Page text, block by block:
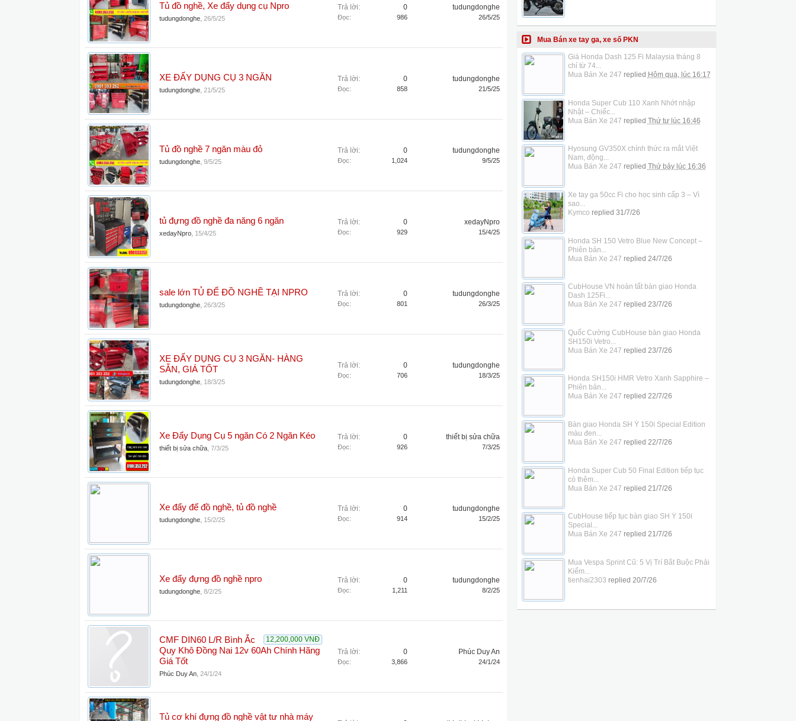
Tủ đồ nghề, Xe đẩy dụng cụ Npro
tudungdonghe 26/5/25
Trả lời: 0
Đọc: 986
tudungdonghe
26/5/25
XE ĐẨY DỤNG CỤ 3 NGĂN
tudungdonghe 21/5/25
Trả lời: 0
Đọc: 858
tudungdonghe
21/5/25
Tủ đồ nghề 7 ngăn màu đỏ
tudungdonghe 9/5/25
Trả lời: 0
Đọc: 1,024
tudungdonghe
9/5/25
tủ đựng đồ nghề đa năng 6 ngăn
xedayNpro 15/4/25
Trả lời: 0
Đọc: 929
xedayNpro
15/4/25
sale lớn TỦ ĐỂ ĐỒ NGHỀ TẠI NPRO
tudungdonghe 26/3/25
Trả lời: 0
Đọc: 801
tudungdonghe
26/3/25
XE ĐẨY DỤNG CỤ 3 NGĂN- HÀNG
SẴN, GIÁ TỐT
tudungdonghe 18/3/25
Trả lời: 0
Đọc: 706
tudungdonghe
18/3/25
Xe Đẩy Dụng Cụ 5 ngăn Có 2 Ngăn Kéo
thiết bị sửa chữa 7/3/25
Trả lời: 0
Đọc: 926
thiết bị sửa chữa
7/3/25
Xe đẩy để đồ nghề, tủ đồ nghề
tudungdonghe 15/2/25
Trả lời: 0
Đọc: 914
tudungdonghe
15/2/25
Xe đẩy đựng đồ nghề npro
tudungdonghe 8/2/25
Trả lời: 0
Đọc: 1,211
tudungdonghe
8/2/25
12,200,000 VNĐ
CMF DIN60 L/R Bình Ắc
Quy Khô Đồng Nai 12v 60Ah Chính Hãng
Giá Tốt
Phúc Duy An 24/1/24
Trả lời: 0
Đọc: 3,866
Phúc Duy An
24/1/24
Tủ cơ khí đựng đồ nghề vật tư nhà máy
Mua Bán xe tay ga, xe số PKN
Giá Honda Dash 125 Fi Malaysia tháng 8
chỉ từ 74...
Mua Bán Xe 247 replied Hôm qua, lúc 16:17
Honda Super Cub 110 Xanh Nhớt nhập
Nhật – Chiếc...
Mua Bán Xe 247 replied Thứ tư lúc 16:46
Hyosung GV350X chính thức ra mắt Việt
Nam, động...
Mua Bán Xe 247 replied Thứ bảy lúc 16:36
Xe tay ga 50cc Fi cho học sinh cấp 3 – Vì
sao...
Kymco replied 31/7/26
Honda SH 150 Vetro Blue New Concept –
Phiên bản...
Mua Bán Xe 247 replied 24/7/26
CubHouse VN hoàn tất bàn giao Honda
Dash 125Fi...
Mua Bán Xe 247 replied 23/7/26
Quốc Cường CubHouse bàn giao Honda
SH150i Vetro...
Mua Bán Xe 247 replied 23/7/26
Honda SH150i HMR Vetro Xanh Sapphire –
Phiên bản...
Mua Bán Xe 247 replied 22/7/26
Bàn giao Honda SH Ý 150i Special Edition
màu đen...
Mua Bán Xe 247 replied 22/7/26
Honda Super Cub 50 Final Edition tiếp tục
có thêm...
Mua Bán Xe 247 replied 21/7/26
CubHouse tiếp tục bàn giao SH Ý 150i
Special...
Mua Bán Xe 247 replied 21/7/26
Mua Vespa Sprint Cũ: 5 Vị Trí Bắt Buộc Phải
Kiểm...
tienhai2303 replied 20/7/26